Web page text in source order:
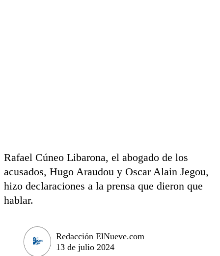
Rafael Cúneo Libarona, el abogado de los
acusados, Hugo Araudou y Oscar Alain Jegou,
hizo declaraciones a la prensa que dieron que
hablar.
Redacción ElNueve.com
13 de julio 2024